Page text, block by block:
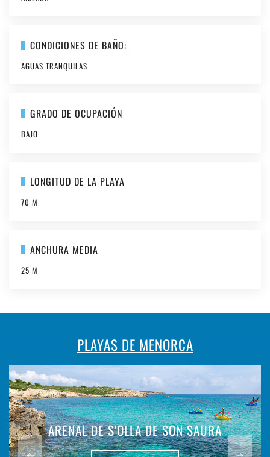
CONDICIONES DE BAÑO:
AGUAS TRANQUILAS
GRADO DE OCUPACIÓN
BAJO
LONGITUD DE LA PLAYA
70 M
ANCHURA MEDIA
25 M
PLAYAS DE MENORCA
ARENAL DE S'OLLA DE SON SAURA